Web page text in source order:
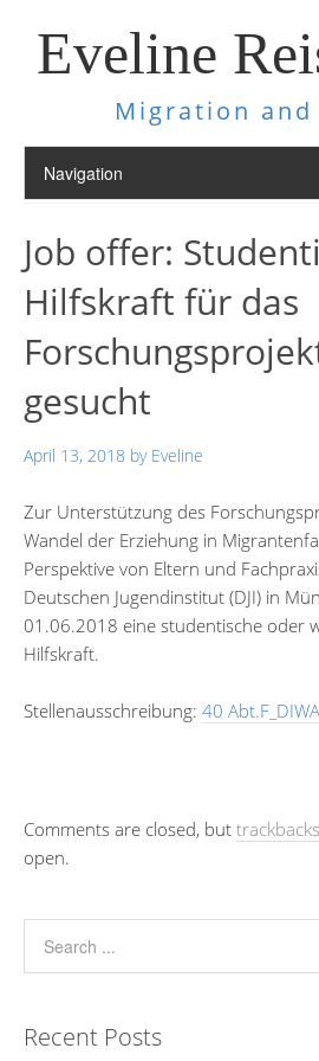
Eveline
Migration and
Job offer:
Hilfskraft für das
gesucht
April 13, 2018 by Eveline
Zur Unterstützung des
Wandel der Erziehung in
Perspektive von Eltern und
Deutschen Jugendinstitut (DJI) in
01.06.2018 eine studentische oder
Hilfskraft.
Stellenausschreibung: 40
Comments are closed, but trackbacks
open.
Recent Posts